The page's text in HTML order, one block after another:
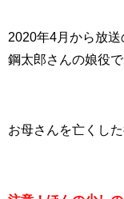
2020年4月から放
鋼太郎さんの娘役で
お母さんを亡くし